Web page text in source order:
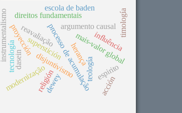
argumento causal
superstición
proyección processo de acumulaçãomais-valor global
disjuntivismo
religión
tecnología
instrumentalismo
dewey
teología
direitos fundamentais
espirito
influência
escola de baden
dasein herança
reavaliação
modernização
timología
acción